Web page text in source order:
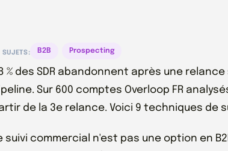
SUJETS: B2B Prospecting
% des SDR abandonnent après une
Sur 600 comptes Overloop FR
de la 3e relance. Voici 9 techniques de
suivi commercial n'est pas une option en